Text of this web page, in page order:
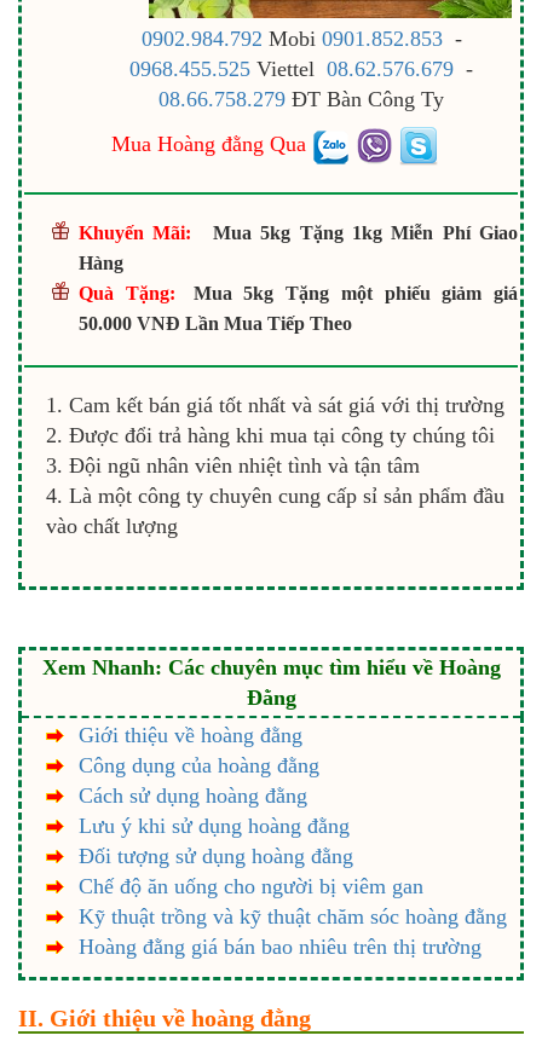
0902.984.792 Mobi 0901.852.853-
0968.455.525 Viettel 08.62.576.679 -
08.66.758.279 ĐT Bàn Công Ty
Mua Hoàng đằng Qua
Khuyến Mãi:
Mua 5kg Tặng 1kg Miễn Phí Giao
Hàng
Quà Tặng:
Mua 5kg Tặng một phiếu giảm giá
50.000 VNĐ Lần Mua Tiếp Theo
Cam kết bán giá tốt nhất và sát giá với thị trường
Được đổi trả hàng khi mua tại công ty chúng tôi
Đội ngũ nhân viên nhiệt tình và tận tâm
Là một công ty chuyên cung cấp sỉ sản phẩm đầu
vào chất lượng
Xem Nhanh: Các chuyên mục tìm hiểu về Hoàng
Đằng
Giới thiệu về hoàng đằng
Công dụng của hoàng đằng
Cách sử dụng hoàng đằng
Lưu ý khi sử dụng hoàng đằng
Đối tượng sử dụng hoàng đằng
Chế độ ăn uống cho người bị viêm gan
Kỹ thuật trồng và kỹ thuật chăm sóc hoàng đằng
Hoàng đằng giá bán bao nhiêu trên thị trường
II. Giới thiệu về hoàng đằng